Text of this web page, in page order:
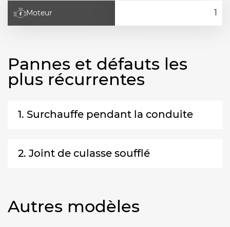
Moteur
Pannes et défauts les
plus récurrentes
1. Surchauffe pendant la conduite
2. Joint de culasse soufflé
Autres modèles